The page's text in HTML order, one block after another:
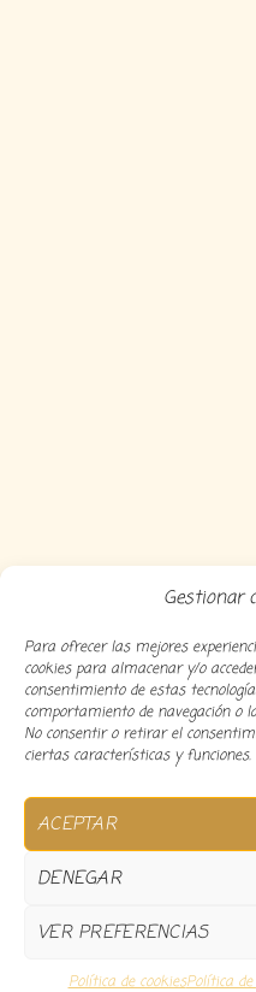
Gestionar
Para ofrecer las mejores
cookies para almacenar y/o
consentimiento de estas
comportamiento de navegación o
No consentir o retirar el
ciertas características y funciones.
ACEPTAR
DENEGAR
VER PREFERENCIAS
Política de cookiesPolítica
Copyright 2024